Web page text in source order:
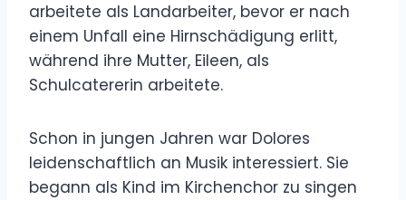
arbeitete als Landarbeiter, bevor er nach
einem Unfall eine Hirnschädigung erlitt,
während ihre Mutter, Eileen, als
Schulcatererin arbeitete.
Schon in jungen Jahren war Dolores
leidenschaftlich an Musik interessiert. Sie
begann als Kind im Kirchenchor zu singen